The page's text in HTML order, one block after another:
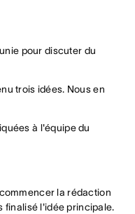
pour discuter du
trois idées. Nous en
à l'équipe du
la rédaction
finalisé l'idée principale.